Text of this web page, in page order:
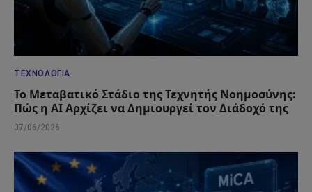
ΤΕΧΝΟΛΟΓΊΑ
Το Μεταβατικό Στάδιο της Τεχνητής Νοημοσύνης:
Πώς η AI Αρχίζει να Δημιουργεί τον Διάδοχό της
07/06/2026